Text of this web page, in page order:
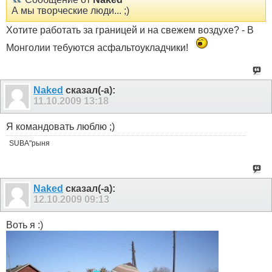
А мы творческие люди... ;)
Хотите работать за границей и на свежем воздухе? - В
Монголии тебуются асфальтоукладчики!
Naked сказал(-а):
11.10.2009 13:18
Я командовать люблю ;)
SUBA"рыня
Naked сказал(-а):
12.10.2009 09:13
Воть я :)